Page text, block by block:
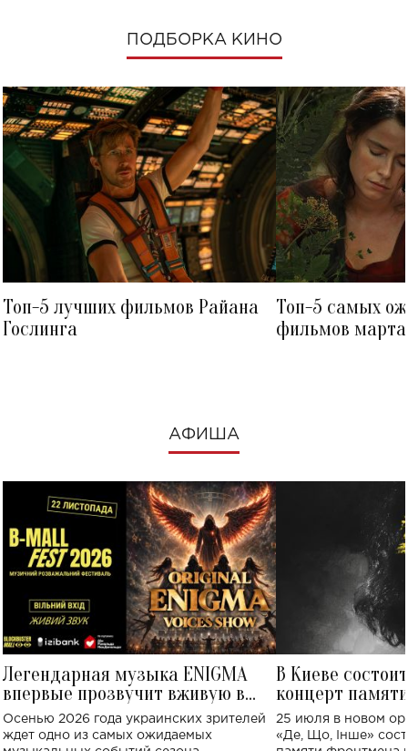
ПОДБОРКА КИНО
Топ-5 лучших фильмов Райана
Гослинга
Топ-5 самых
фильмов
АФИША
Легендарная музыка ENIGMA
впервые прозвучит вживую в
Украине: где состоится концерт
Осенью 2026 года украинских зрителей
ждет одно из самых ожидаемых
В Киеве
концерт
Клименко:
исполнят песни
25 июля в новом
«Де, Що, Інше»